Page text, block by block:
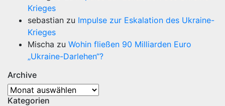
Krieges
sebastian zu Impulse zur Eskalation des Ukraine-
Krieges
Mischa zu Wohin fließen 90 Milliarden Euro
„Ukraine-Darlehen“?
Archive
Archive
Kategorien